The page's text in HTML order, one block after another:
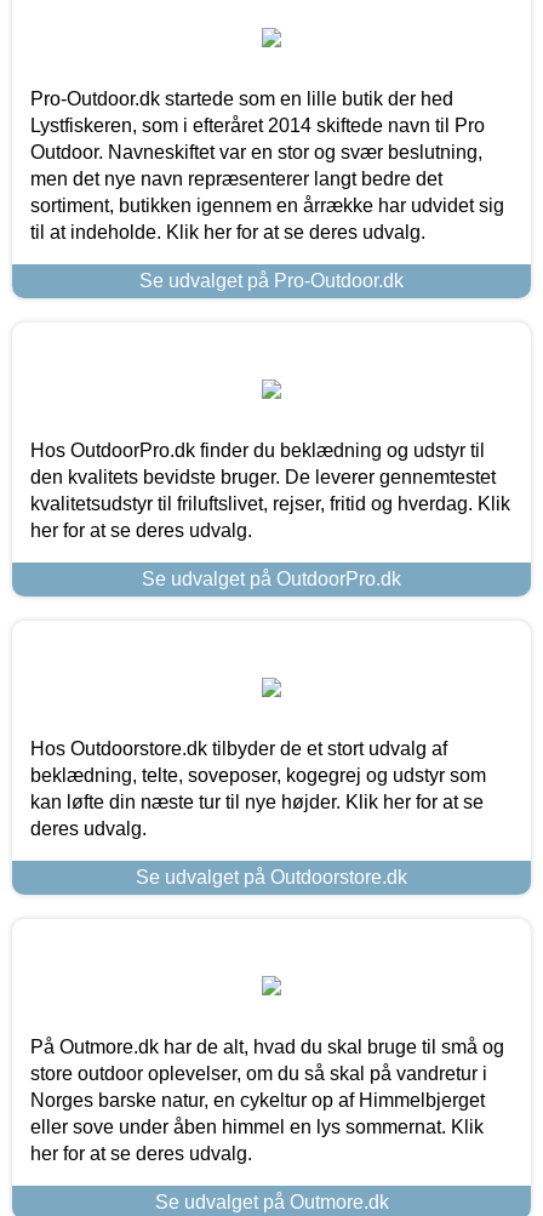
Pro-Outdoor.dk startede som en lille butik der hed
Lystfiskeren, som i efteråret 2014 skiftede navn til Pro
Outdoor. Navneskiftet var en stor og svær beslutning,
men det nye navn repræsenterer langt bedre det
sortiment, butikken igennem en årrække har udvidet sig
til at indeholde. Klik her for at se deres udvalg.
Se udvalget på Pro-Outdoor.dk
Hos OutdoorPro.dk finder du beklædning og udstyr til
den kvalitets bevidste bruger. De leverer gennemtestet
kvalitetsudstyr til friluftslivet, rejser, fritid og hverdag. Klik
her for at se deres udvalg.
Se udvalget på OutdoorPro.dk
Hos Outdoorstore.dk tilbyder de et stort udvalg af
beklædning, telte, soveposer, kogegrej og udstyr som
kan løfte din næste tur til nye højder. Klik her for at se
deres udvalg.
Se udvalget på Outdoorstore.dk
På Outmore.dk har de alt, hvad du skal bruge til små og
store outdoor oplevelser, om du så skal på vandretur i
Norges barske natur, en cykeltur op af Himmelbjerget
eller sove under åben himmel en lys sommernat. Klik
her for at se deres udvalg.
Se udvalget på Outmore.dk